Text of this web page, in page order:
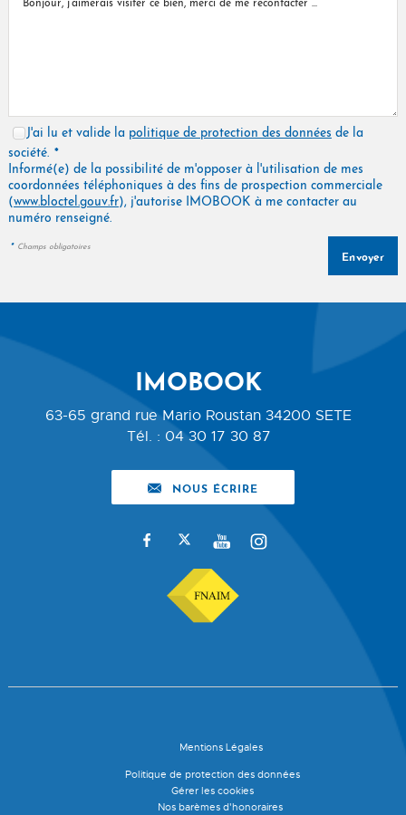
J'ai lu et valide la politique de protection des données de la
société. *
Informé(e) de la possibilité de m'opposer à l'utilisation de mes
coordonnées téléphoniques à des fins de prospection commerciale
(www.bloctel.gouv.fr), j'autorise IMOBOOK à me contacter au
numéro renseigné.
* Champs obligatoires
IMOBOOK
63-65 grand rue Mario Roustan 34200 SETE
Tél. : 04 30 17 30 87
NOUS ÉCRIRE
Mentions Légales
Politique de protection des données
Gérer les cookies
Nos barèmes d'honoraires